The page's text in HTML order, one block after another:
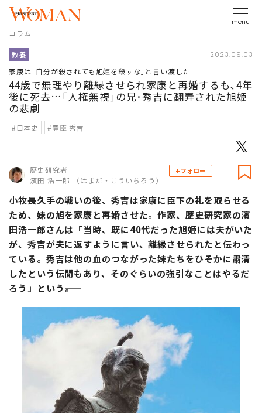
menu
コラム
教養 2023.09.03
家康は｢自分が殺されても旭姫を殺すな｣と言い渡した
44歳で無理やり離縁させられ家康と再婚するも､4年
後に死去…｢人権無視｣の兄･秀吉に翻弄された旭姫
の悲劇
#日本史 #豊臣 秀吉
歴史研究者
濱田 浩一郎 （はまだ・こういちろう）
+フォロー
小牧長久手の戦いの後、秀吉は家康に臣下の礼を取らせる
ため、妹の旭を家康と再婚させた。作家、歴史研究家の濱
田浩一郎さんは「当時、既に40代だった旭姫には夫がいた
が、秀吉が夫に返すように言い、離縁させられたと伝わっ
ている。秀吉は他の血のつながった妹たちをひそかに粛清
したという伝聞もあり、そのぐらいの強引なことはやるだ
ろう」という――。